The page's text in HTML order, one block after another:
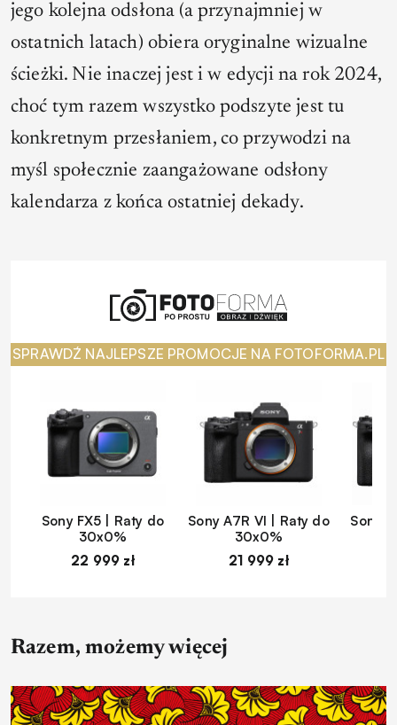
jego kolejna odsłona (a przynajmniej w
ostatnich latach) obiera oryginalne wizualne
ścieżki. Nie inaczej jest i w edycji na rok 2024,
choć tym razem wszystko podszyte jest tu
konkretnym przesłaniem, co przywodzi na
myśl społecznie zaangażowane odsłony
kalendarza z końca ostatniej dekady.
SPRAWDŹ NAJLEPSZE PROMOCJE NA FOTOFORMA.PL
Sony FX5 | Raty do
30x0%
22 999 zł
Sony A7R VI | Raty do
30x0%
21 999 zł
Sony
Razem, możemy więcej